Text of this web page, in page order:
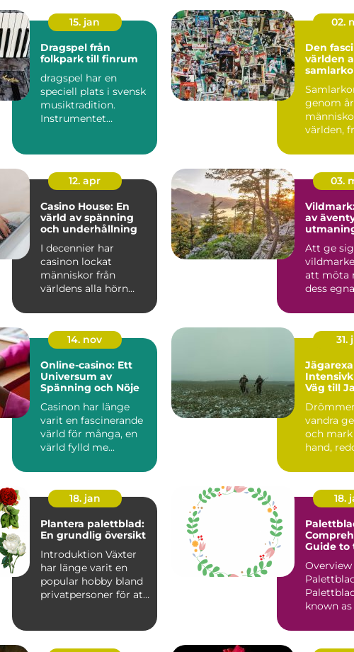
15. jan
Dragspel från
folkpark till finrum
dragspel har en
speciell plats i svensk
musiktradition.
Instrumentet
02.
Den
världen
genom
världen,
12. apr
Casino House: En
värld av spänning
och underhållning
I decennier har
casinon lockat
människor från
världens alla hörn
03.
av
Att ge
att möta
dess
14. nov
Online-casino: Ett
Universum av
Spänning och Nöje
Casinon har länge
varit en fascinerande
värld för många, en
värld fylld me...
31.
Väg till
vandra
och
hand,
18. jan
Plantera palettblad:
En grundlig översikt
Introduktion Växter
har länge varit en
popular hobby bland
privatpersoner för att
18.
Guide to
known as
that...